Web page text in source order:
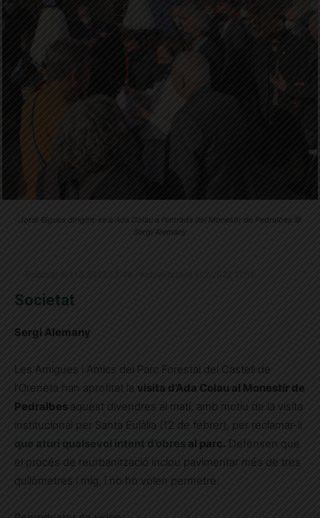
Jordi Bigues dirigint-se a Ada Colau a l'entrada del Monestir de Pedralbes ©
Sergi Alemany
Societat
Sergi Alemany
Les Amigues i Amics del Parc Forestal del Castell de
l’Oreneta han aprofitat la visita d’Ada Colau al Monestir de
Pedralbes aquest divendres al matí, amb motiu de la visita
institucional per Santa Eulàlia (12 de febrer), per reclamar-li
que aturi qualsevol intent d’obres al parc. Defensen que
el procés de reurbanització inclou pavimentar més de tres
quilòmetres i mig, i no ho volen permetre.